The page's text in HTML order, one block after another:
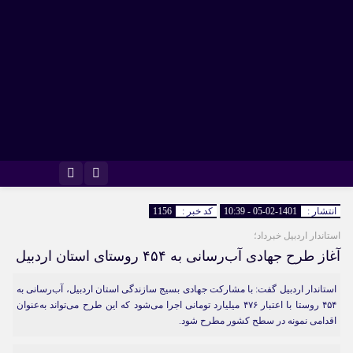
اینستاگرام
انتشار : 1401-02-05 - 10:39 کد خبر : 1156
استاندار اردبیل خبرداد؛
آغاز طرح جهادی آب‌رسانی به ۴۵۴ روستای استان اردبیل
استاندار اردبیل گفت: با مشارکت جهادی بسیج سازندگی استان اردبیل، آب‌رسانی به
۴۵۴ روستا با اعتبار ۴۷۶ میلیارد تومانی اجرا می‌شود که این طرح می‌تواند به‌عنوان
اقدامی نمونه در سطح کشور مطرح شود.